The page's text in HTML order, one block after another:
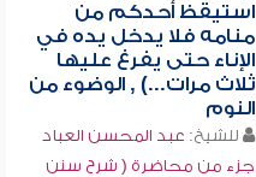
استيقظ أحدكم من
منامه فلا يدخل يده في
الإناء حتى يفرغ عليها
ثلاث مرات...) , الوضوء من
النوم
للشيخ: عبد المحسن العباد
جزء من محاضرة ( شرح سنن